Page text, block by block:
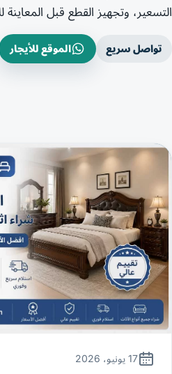
التسعير، وتجهيز القطع قبل
تواصل سريع الموقع للأيجار
17 يونيو، 2026